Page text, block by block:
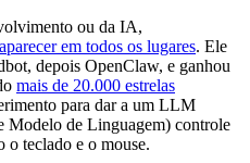
ou da IA,
em todos os lugares. Ele
depois OpenClaw, e ganhou
mais de 20.000 estrelas
para dar a um LLM
Modelo de Linguagem) controle
o teclado e o mouse.